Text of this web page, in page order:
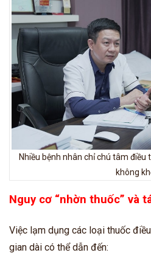
Nhiều bệnh nhân chỉ chú tâm
không
Nguy cơ “nhờn thuốc” và
Việc lạm dụng các loại thuốc
gian dài có thể dẫn đến: